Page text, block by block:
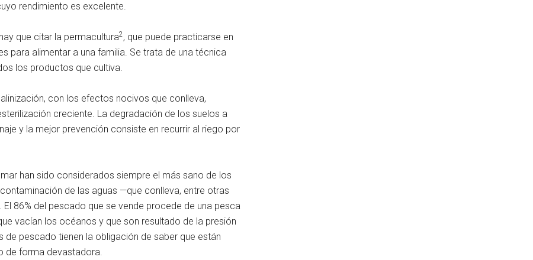
rendimiento es excelente.
que citar la permacultura2, que puede practicarse en
para alimentar a una familia. Se trata de una técnica
los productos que cultiva.
con los efectos nocivos que conlleva,
creciente. La degradación de los suelos a
y la mejor prevención consiste en recurrir al riego por
han sido considerados siempre el más sano de los
de las aguas —que conlleva, entre otras
86% del pescado que se vende procede de una pesca
vacían los océanos y que son resultado de la presión
pescado tienen la obligación de saber que están
de forma devastadora.